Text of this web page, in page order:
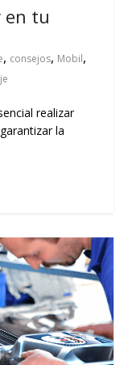
en tu
, consejos, Mobil,
realizar
la